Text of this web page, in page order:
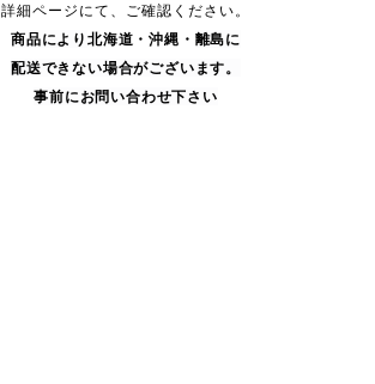
詳細ページにて、ご確認ください。
商品により 北海道・沖縄・ 離島に
配送できない場合がございます。
事前にお問い合わせ下さい